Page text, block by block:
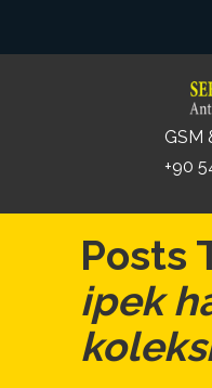
GSM
+90
Posts
ipek